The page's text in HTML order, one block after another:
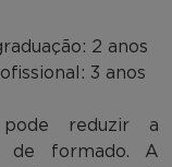
2 anos
3 anos
pode reduzir a
de formado. A